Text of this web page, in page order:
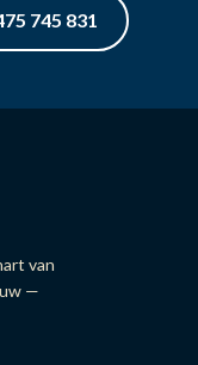
745 831
van
—